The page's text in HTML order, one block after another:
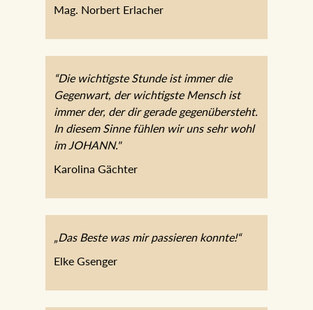
Mag. Norbert Erlacher
“Die wichtigste Stunde ist immer die
Gegenwart, der wichtigste Mensch ist
immer der, der dir gerade gegenübersteht.
In diesem Sinne fühlen wir uns sehr wohl
im JOHANN."
Karolina Gächter
„Das Beste was mir passieren konnte!“
Elke Gsenger